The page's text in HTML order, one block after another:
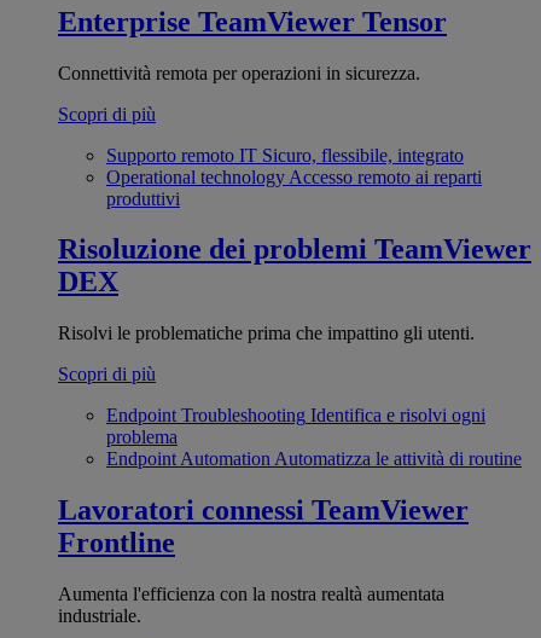
Enterprise TeamViewer Tensor
Connettività remota per operazioni in sicurezza.
Scopri di più
Supporto remoto IT Sicuro, flessibile, integrato
Operational technology Accesso remoto ai reparti
produttivi
Risoluzione dei problemi TeamViewer
DEX
Risolvi le problematiche prima che impattino gli utenti.
Scopri di più
Endpoint Troubleshooting Identifica e risolvi ogni
problema
Endpoint Automation Automatizza le attività di routine
Lavoratori connessi TeamViewer
Frontline
Aumenta l'efficienza con la nostra realtà aumentata
industriale.